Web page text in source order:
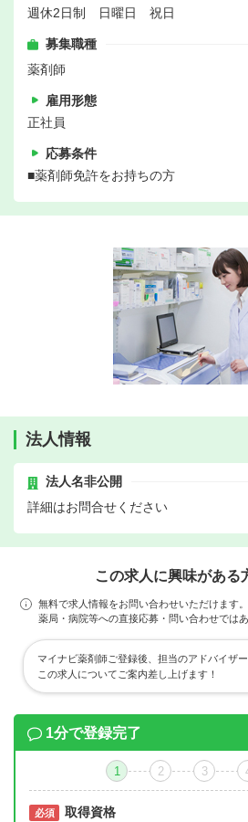
週休2日制 日曜日 祝日
募集職種
薬剤師
雇用形態
正社員
応募条件
■薬剤師免許をお持ちの方
法人情報
法人名非公開
詳細はお問合せください
この求人に興味がある
無料で求人情報をお問い合わせいただけます。
薬局・病院等への直接応募・問い合わせでは
マイナビ薬剤師ご登録後、担当のアドバイザ
この求人についてご案内差し上げます！
1分で登録完了
1 2 3
必須 取得資格